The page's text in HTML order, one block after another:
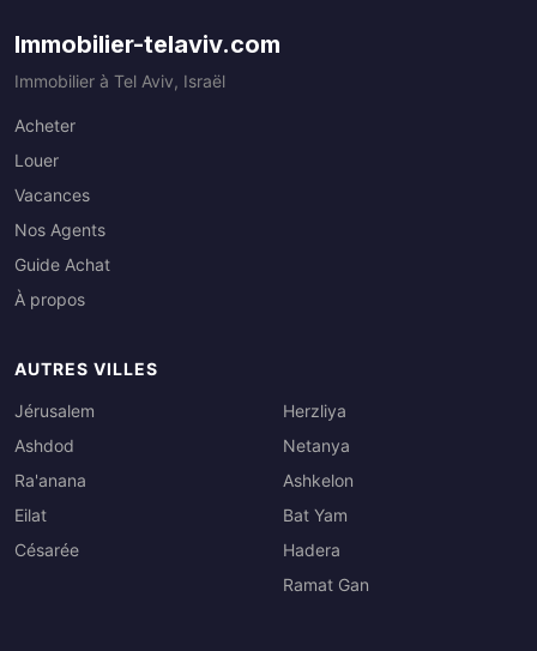
Immobilier-telaviv.com
Immobilier à Tel Aviv, Israël
Acheter
Louer
Vacances
Nos Agents
Guide Achat
À propos
AUTRES VILLES
Jérusalem
Ashdod
Ra'anana
Eilat
Césarée
Herzliya
Netanya
Ashkelon
Bat Yam
Hadera
Ramat Gan